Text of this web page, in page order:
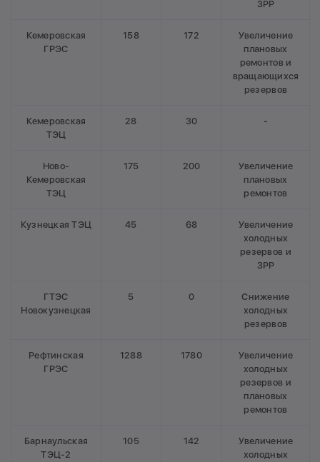
ЗРР
Кемеровская
ГРЭС
158 172
Увеличение
плановых
ремонтов и
вращающихся
резервов
Кемеровская
ТЭЦ
28 30 -
Ново-
Кемеровская
ТЭЦ
175 200
Увеличение
плановых
ремонтов
Кузнецкая ТЭЦ 45 68
Увеличение
холодных
резервов и
ЗРР
ГТЭС
Новокузнецкая
5 0
Снижение
холодных
резервов
Рефтинская
ГРЭС
1288 1780
Увеличение
холодных
резервов и
плановых
ремонтов
Барнаульская
ТЭЦ-2
105 142
Увеличение
холодных